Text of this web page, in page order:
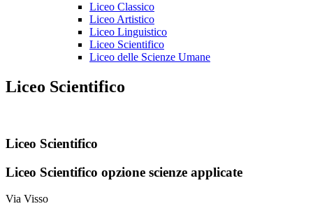
Liceo Classico
Liceo Artistico
Liceo Linguistico
Liceo Scientifico
Liceo delle Scienze Umane
Liceo Scientifico
Liceo Scientifico
Liceo Scientifico opzione scienze applicate
Via Visso